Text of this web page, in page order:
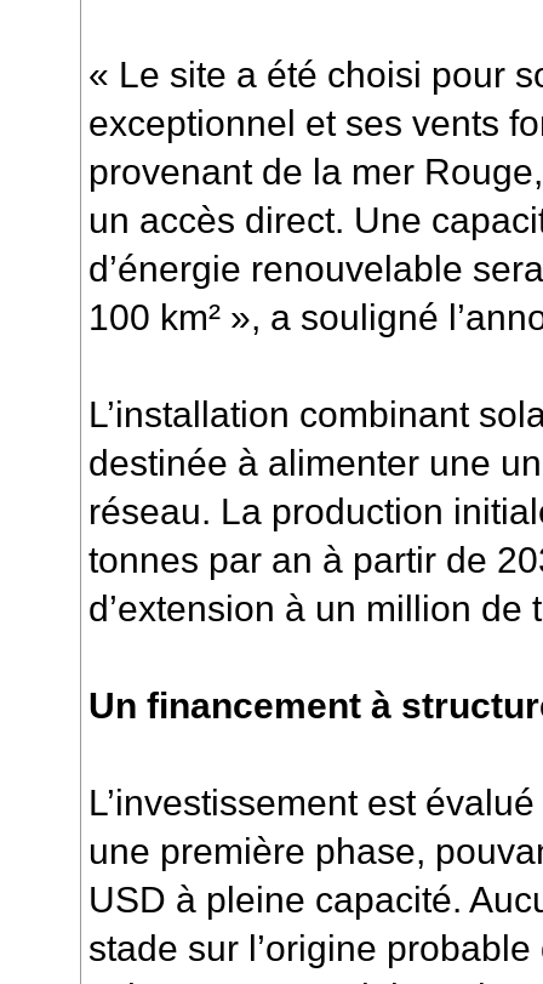
« Le site a été choisi pour
exceptionnel et ses vents
provenant de la mer
un accès direct. Une
d’énergie renouvelable
100 km² », a souligné
L’installation combinant
destinée à alimenter une
réseau. La production
tonnes par an à partir de
d’extension à un million de
Un financement à
L’investissement est
une première phase,
USD à pleine capacité.
stade sur l’origine